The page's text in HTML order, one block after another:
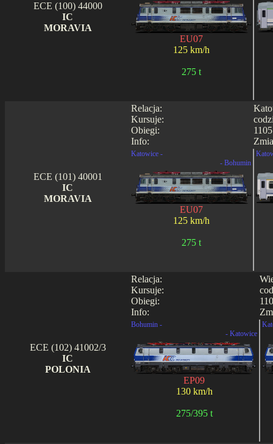
ECE (100) 44000
IC
MORAVIA
EU07
125 km/h
275 t
Relacja:
Kursuje:
Obiegi:
Info:
ECE (101) 40001
IC
MORAVIA
Katowice -
- Bohumin
EU07
125 km/h
275 t
Relacja:
Kursuje:
Obiegi:
Info:
ECE (102) 41002/3
IC
POLONIA
Bohumin -
- Katowice
EP09
130 km/h
275/395 t